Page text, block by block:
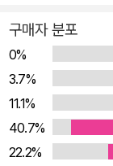
니다. “어서 와, 고기 없는 하루는 처음이지?” 다양한 이유로 채
식을 선택하는 사람
엔 지구를 위한 기
고 있어요. 비건은
유제품은 물론 꿀
말해요. 일상생활
구매자 분포
0%
3.7%
11.1%
40.7%
22.2%